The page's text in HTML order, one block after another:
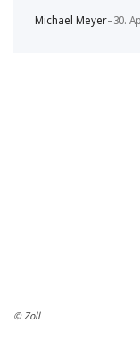
Michael Meyer–30.
© Zoll